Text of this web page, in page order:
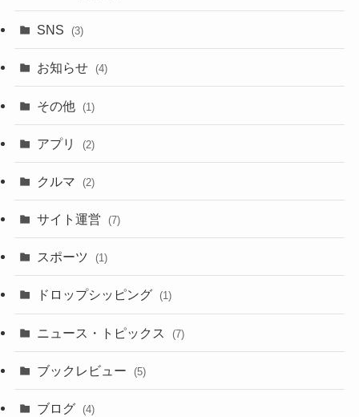
SNS (3)
お知らせ (4)
その他 (1)
アプリ (2)
クルマ (2)
サイト運営 (7)
スポーツ (1)
ドロップシッピング (1)
ニュース・トピックス (7)
ブックレビュー (5)
ブログ (4)